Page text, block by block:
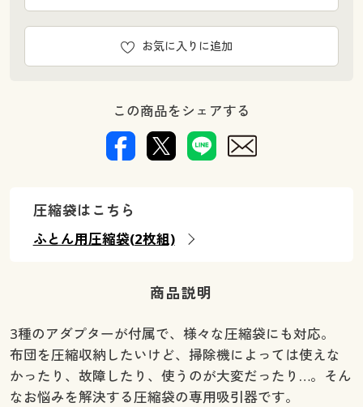
お気に入りに追加
この商品をシェアする
圧縮袋はこちら
ふとん用圧縮袋(2枚組)
商品説明
3種のアダプターが付属で、様々な圧縮袋にも対応。
布団を圧縮収納したいけど、掃除機によっては使えな
かったり、故障したり、使うのが大変だったり…。そん
なお悩みを解決する圧縮袋の専用吸引器です。